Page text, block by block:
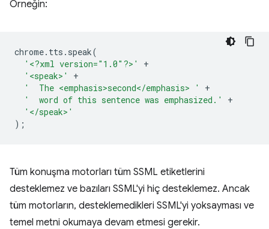
Örneğin:
chrome. tts . speak(
'<?xml version="1.0"?>'
+
'<speak>'
+
'  The <emphasis>second</emphasis> '
+
'  word of this sentence was emphasized.'
+
'</speak>'
);
Tüm konuşma motorları tüm SSML etiketlerini
desteklemez ve bazıları SSML'yi hiç desteklemez. Ancak
tüm motorların, desteklemedikleri SSML'yi yoksayması ve
temel metni okumaya devam etmesi gerekir.